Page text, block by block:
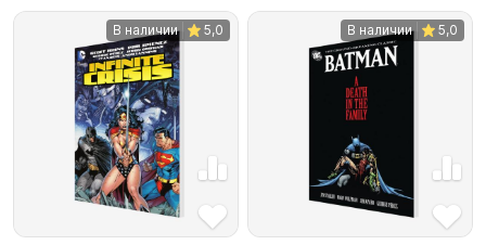
В наличии 5,0 В наличии 5,0